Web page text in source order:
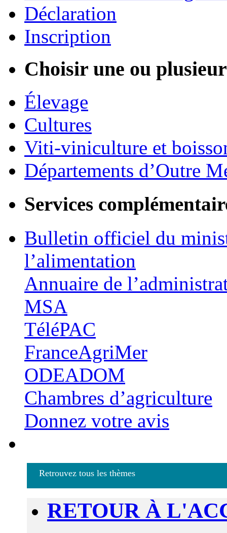
Déclaration
Inscription
Choisir une ou
Élevage
Cultures
Viti-viniculture et
Départements d’Outre
Services
Bulletin officiel du
l’alimentation
Annuaire de
MSA
TéléPAC
FranceAgriMer
ODEADOM
Chambres d’agriculture
Donnez votre avis
Retrouvez tous les thèmes
RETOUR À